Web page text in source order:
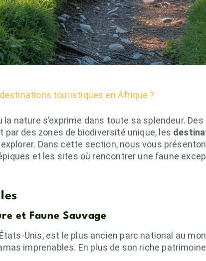
touristiques en Afrique ?
nature s’exprime dans toute sa splendeur.
des zones de biodiversité unique, les
Dans cette section, nous vous
et les sites où rencontrer une faune
et Faune Sauvage
Unis, est le plus ancien parc national au
imprenables. En plus de son riche